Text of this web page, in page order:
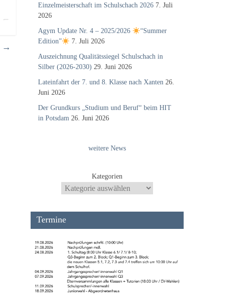
→
Einzelmeisterschaft im Schulschach 2026 7. Juli
2026
Agym Update Nr. 4 – 2025/2026
“Summer
Edition”
7. Juli 2026
Auszeichnung Qualitätssiegel Schulschach in
Silber (2026-2030) 29. Juni 2026
Lateinfahrt der 7. und 8. Klasse nach Xanten 26.
Juni 2026
Der Grundkurs „Studium und Beruf“ beim HIT
in Potsdam 26. Juni 2026
weitere News
Kategorien
Termine